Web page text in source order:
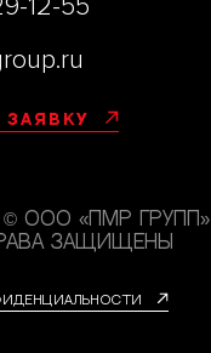
12-55
ООО «ПМР групп»
защищены